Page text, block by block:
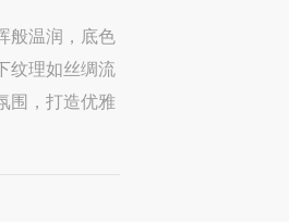
般温润，底色
纹理如丝绸流
围，打造优雅